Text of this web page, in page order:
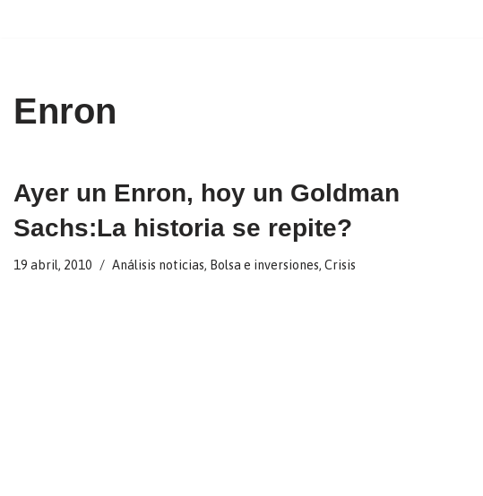
contenido
Enron
Ayer un Enron, hoy un Goldman
Sachs:La historia se repite?
19 abril, 2010 Análisis noticias, Bolsa e inversiones, Crisis